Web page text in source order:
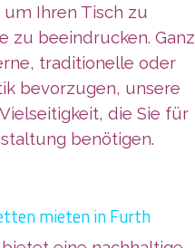
Ihren Tisch zu
zu beeindrucken. Ganz
traditionelle oder
bevorzugen, unsere
die Sie für
benötigen.
mieten in Furth